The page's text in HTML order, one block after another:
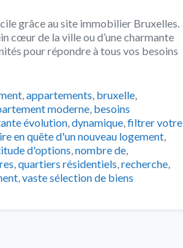
grâce au site immobilier Bruxelles.
cœur de la ville ou d’une charmante
pour répondre à tous vos besoins
,appartements, bruxelle,
moderne, besoins
évolution,dynamique,filtrer votre
en quête d'un nouveau logement,
d'options,nombre de,
,quartiers résidentiels,recherche,
,vaste sélection de biens